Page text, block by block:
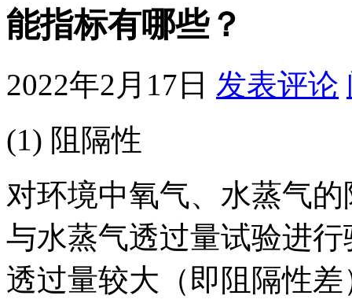
能指标有哪些？
2022年2月17日 发表评论
(1) 阻隔性
对环境中氧气、水蒸气
与水蒸气透过量试验进
透过量较大（即阻隔性